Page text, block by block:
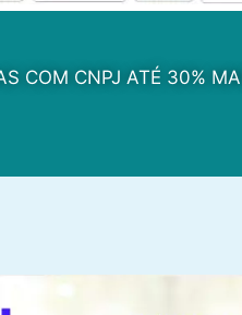
COM CNPJ ATÉ 30%